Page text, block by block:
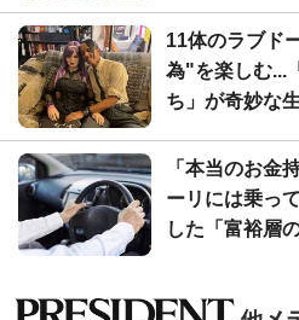
11体のラブド
為"を楽しむ...
ち」が奇妙な
「本当のお金
ーリには乗っ
した「富裕層